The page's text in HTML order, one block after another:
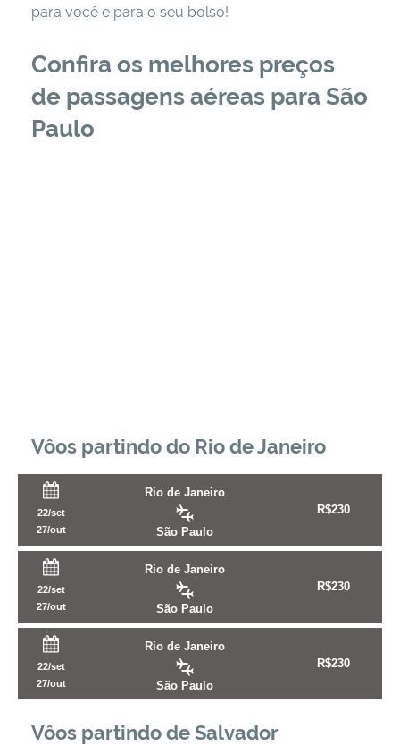
para você e para o seu bolso!
Confira os melhores preços
de passagens aéreas para São
Paulo
Vôos partindo do Rio de Janeiro
22/set
27/out
Rio de Janeiro
São Paulo
R$230
22/set
27/out
Rio de Janeiro
São Paulo
R$230
22/set
27/out
Rio de Janeiro
São Paulo
R$230
Vôos partindo de Salvador